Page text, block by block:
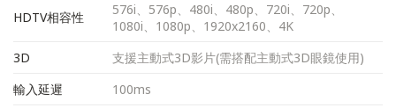
HDTV相容性
576i、576p、480i、480p、720i、720p、
1080i、1080p、1920x2160、4K
3D
支援主動式3D影片(需搭配主動式3D眼鏡使用)
輸入延遲
100ms